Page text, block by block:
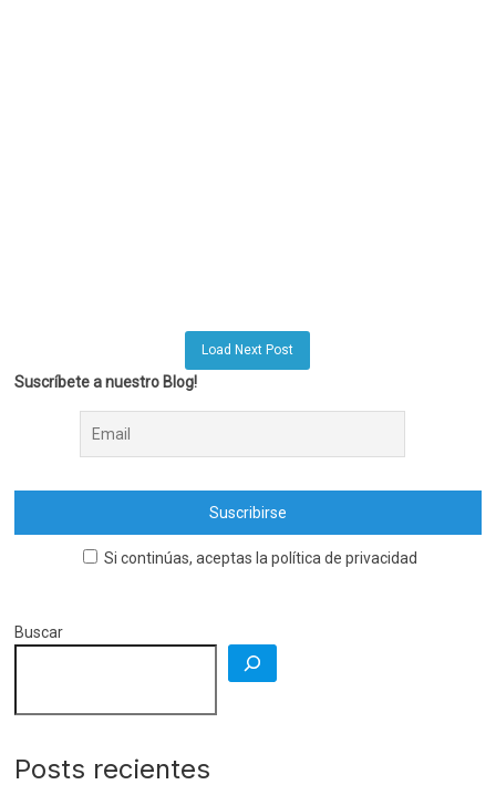
Load Next Post
Suscríbete a nuestro Blog!
Si continúas, aceptas la política de privacidad
Buscar
Posts recientes